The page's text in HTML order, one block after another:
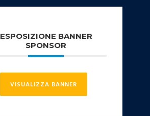
ESPOSIZIONE BANNER
SPONSOR
VISUALIZZA BANNER